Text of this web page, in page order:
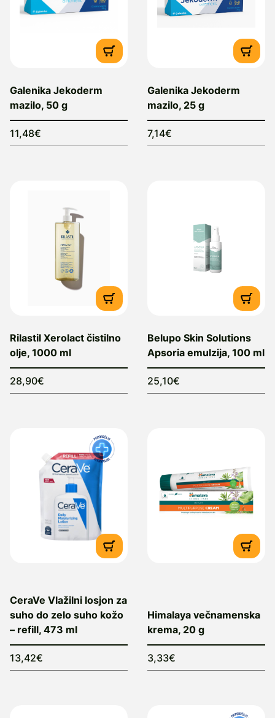
Galenika Jekoderm
mazilo, 50 g
11,48€
Galenika Jekoderm
mazilo, 25 g
7,14€
Rilastil Xerolact čistilno
olje, 1000 ml
28,90€
Belupo Skin Solutions
Apsoria emulzija, 100 ml
25,10€
CeraVe Vlažilni losjon za
suho do zelo suho kožo
– refill, 473 ml
13,42€
Himalaya večnamenska
krema, 20 g
3,33€